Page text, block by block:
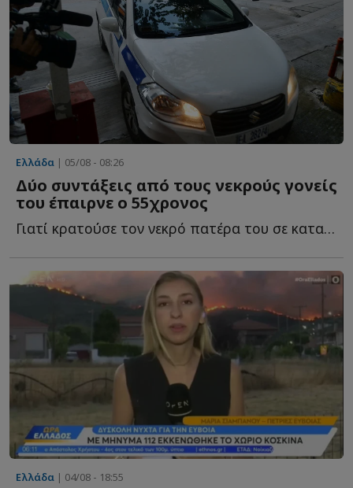
Ελλάδα | 05/08 - 08:26
Δύο συντάξεις από τους νεκρούς γονείς
του έπαιρνε ο 55χρονος
Γιατί κρατούσε τον νεκρό πατέρα του σε καταψύκτη - ...
Ελλάδα | 04/08 - 18:55